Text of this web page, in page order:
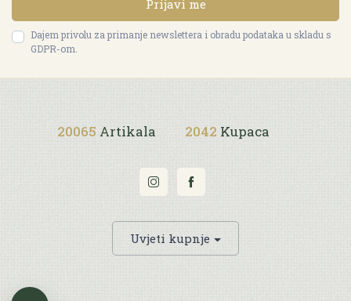
Prijavi me
Dajem privolu za primanje newslettera i obradu podataka u skladu s
GDPR-om.
20065 Artikala 2042 Kupaca
Uvjeti kupnje